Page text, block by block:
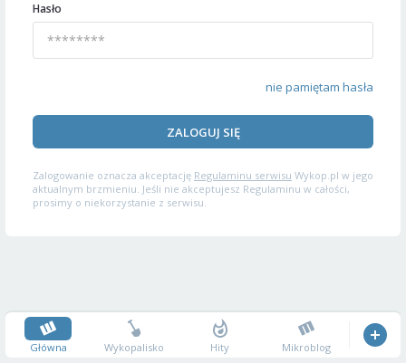
Hasło
nie pamiętam hasła
ZALOGUJ SIĘ
Zalogowanie oznacza akceptację Regulaminu serwisu Wykop.pl w jego
aktualnym brzmieniu. Jeśli nie akceptujesz Regulaminu w całości,
prosimy o niekorzystanie z serwisu.
Główna Wykopalisko Hity Mikroblog